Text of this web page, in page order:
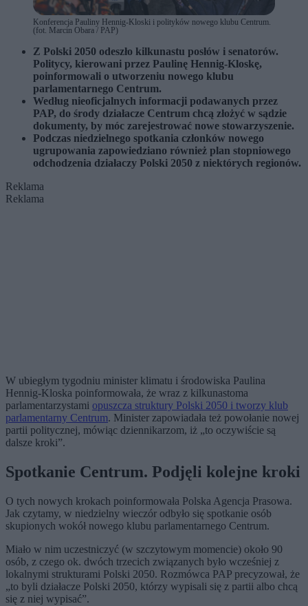
Konferencja Pauliny Hennig-Kloski i polityków nowego klubu Centrum.
(fot. Marcin Obara / PAP)
Z Polski 2050 odeszło kilkunastu posłów i senatorów.
Politycy, kierowani przez Paulinę Hennig-Kloskę,
poinformowali o utworzeniu nowego klubu
parlamentarnego Centrum.
Według nieoficjalnych informacji podawanych przez
PAP, do środy działacze Centrum chcą złożyć w sądzie
dokumenty, by móc zarejestrować nowe stowarzyszenie.
Podczas niedzielnego spotkania członków nowego
ugrupowania zapowiedziano również plan stopniowego
odchodzenia działaczy Polski 2050 z niektórych regionów.
Reklama
Reklama
W ubiegłym tygodniu minister klimatu i środowiska Paulina
Hennig-Kloska poinformowała, że wraz z kilkunastoma
parlamentarzystami opuszcza struktury Polski 2050 i tworzy klub
parlamentarny Centrum. Minister zapowiadała też powołanie nowej
partii politycznej, mówiąc dziennikarzom, iż „to oczywiście są
dalsze kroki”.
Spotkanie Centrum. Podjęli kolejne kroki
O tych nowych krokach poinformowała Polska Agencja Prasowa.
Jak czytamy, w niedzielny wieczór odbyło się spotkanie osób
skupionych wokół nowego klubu parlamentarnego Centrum.
Miało w nim uczestniczyć (w szczytowym momencie) około 90
osób, z czego ok. dwóch trzecich związanych było wcześniej z
lokalnymi strukturami Polski 2050. Rozmówca PAP precyzował, że
„to byli działacze Polski 2050, którzy wypisali się z partii albo chcą
się z niej wypisać”.